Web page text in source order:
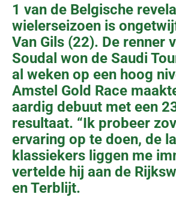
1 van de Belgische
wielerseizoen is
Van Gils (22). De renner
Soudal won de Saudi
al weken op een hoog
Amstel Gold Race
aardig debuut met een
resultaat. “Ik probeer
ervaring op te doen, de
klassiekers liggen me
vertelde hij aan de
en Terblijt.